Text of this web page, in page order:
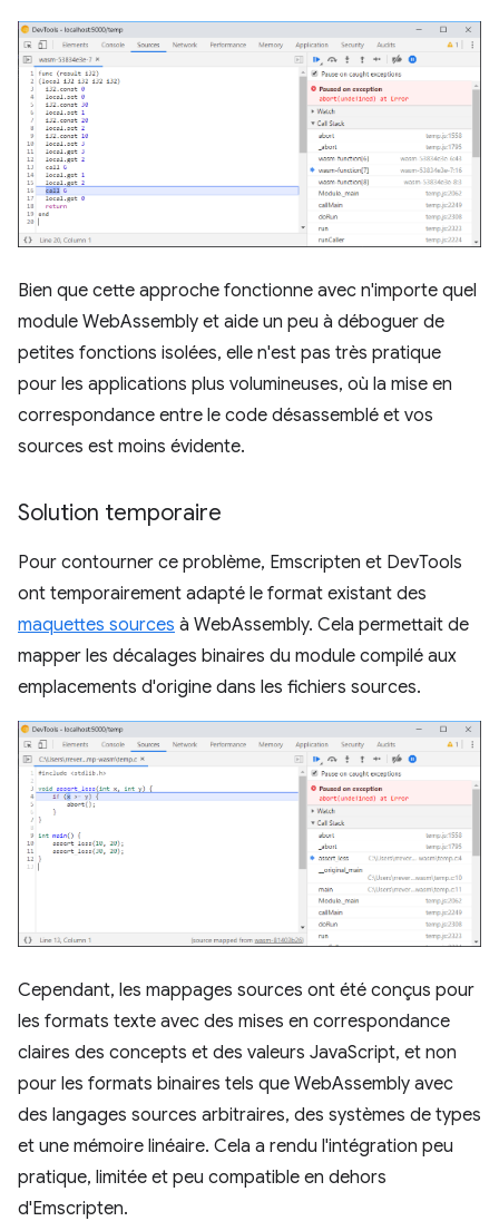
Bien que cette approche fonctionne avec n'importe quel
module WebAssembly et aide un peu à déboguer de
petites fonctions isolées, elle n'est pas très pratique
pour les applications plus volumineuses, où la mise en
correspondance entre le code désassemblé et vos
sources est moins évidente.
Solution temporaire
Pour contourner ce problème, Emscripten et DevTools
ont temporairement adapté le format existant des
maquettes sources à WebAssembly. Cela permettait de
mapper les décalages binaires du module compilé aux
emplacements d'origine dans les fichiers sources.
Cependant, les mappages sources ont été conçus pour
les formats texte avec des mises en correspondance
claires des concepts et des valeurs JavaScript, et non
pour les formats binaires tels que WebAssembly avec
des langages sources arbitraires, des systèmes de types
et une mémoire linéaire. Cela a rendu l'intégration peu
pratique, limitée et peu compatible en dehors
d'Emscripten.